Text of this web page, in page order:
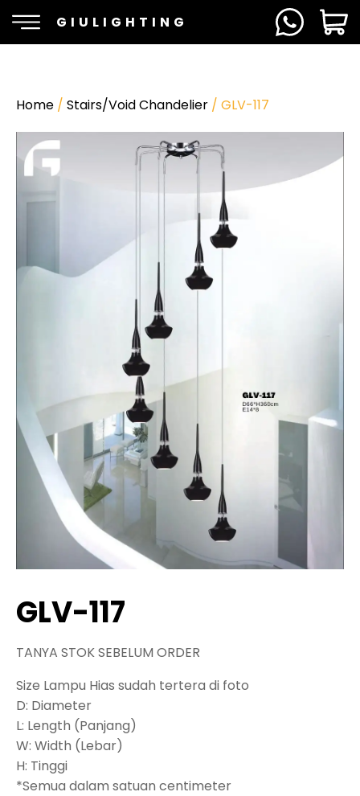
GIULIGHTING
Home / Stairs/Void Chandelier / GLV-117
GLV-117
TANYA STOK SEBELUM ORDER
Size Lampu Hias sudah tertera di foto
D: Diameter
L: Length (Panjang)
W: Width (Lebar)
H: Tinggi
*Semua dalam satuan centimeter